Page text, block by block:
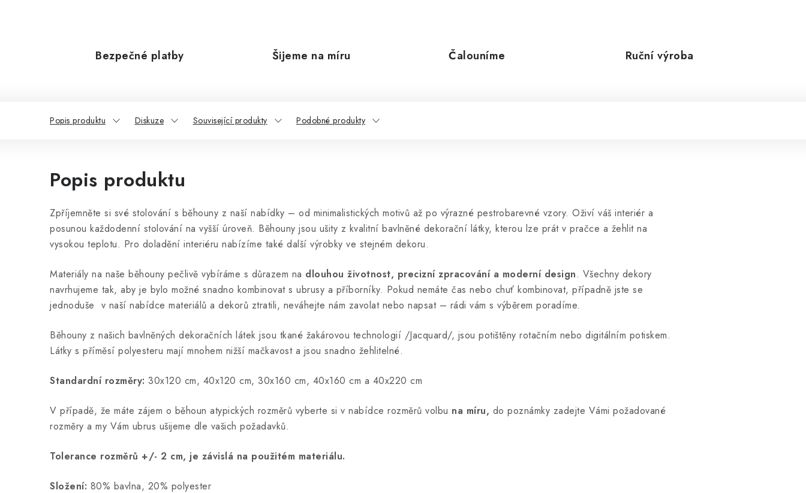
Bezpečné platby Šijeme na míru Čalouníme Ruční výroba
Popis produktu Diskuze Související produkty Podobné produkty
Popis produktu
Zpříjemněte si své stolování s běhouny z naší nabídky – od minimalistických motivů až po výrazné pestrobarevné vzory. Oživí váš interiér a
posunou každodenní stolování na vyšší úroveň. Běhouny jsou ušity z kvalitní bavlněné dekorační látky, kterou lze prát v pračce a žehlit na
vysokou teplotu. Pro doladění interiéru nabízíme také další výrobky ve stejném dekoru.
Materiály na naše běhouny pečlivě vybíráme s důrazem na dlouhou životnost, precizní zpracování a moderní design. Všechny dekory
navrhujeme tak, aby je bylo možné snadno kombinovat s ubrusy a příborníky. Pokud nemáte čas nebo chuť kombinovat, případně jste se
jednoduše v naší nabídce materiálů a dekorů ztratili, neváhejte nám zavolat nebo napsat – rádi vám s výběrem poradíme.
Běhouny z našich bavlněných dekoračních látek jsou tkané žakárovou technologií /Jacquard/, jsou potištěny rotačním nebo digitálním potiskem.
Látky s příměsí polyesteru mají mnohem nižší mačkavost a jsou snadno žehlitelné.
Standardní rozměry: 30x120 cm, 40x120 cm, 30x160 cm, 40x160 cm a 40x220 cm
V případě, že máte zájem o běhoun atypických rozměrů vyberte si v nabídce rozměrů volbu na míru, do poznámky zadejte Vámi požadované
rozměry a my Vám ubrus ušijeme dle vašich požadavků.
Tolerance rozměrů +/- 2 cm, je závislá na použitém materiálu.
Složení: 80% bavlna, 20% polyester